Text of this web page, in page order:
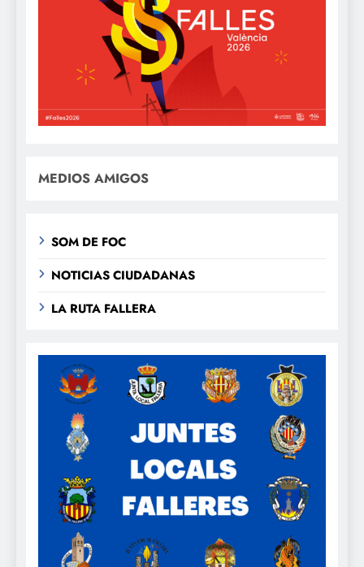
MEDIOS AMIGOS
SOM DE FOC
NOTICIAS CIUDADANAS
LA RUTA FALLERA